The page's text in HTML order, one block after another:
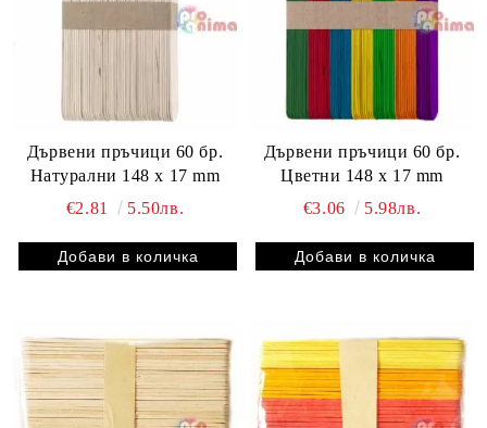
Дървени пръчици 60 бр.
Натурални 148 x 17 mm
€2.81
5.50лв.
Дървени пръчици 60 бр.
Цветни 148 x 17 mm
€3.06
5.98лв.